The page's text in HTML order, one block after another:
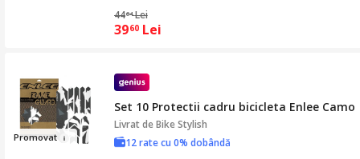
4464 Lei
3960 Lei
Promovat
Set 10 Protectii cadru bicicleta Enlee Camo
Livrat deBike Stylish
12 rate cu 0% dobândă